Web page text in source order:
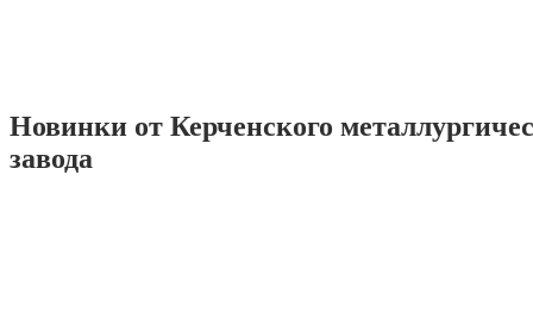
Новинки от Керченского
завода